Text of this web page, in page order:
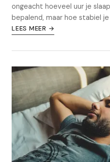
ongeacht hoeveel uur je
bepalend, maar hoe stabiel
LEES MEER →